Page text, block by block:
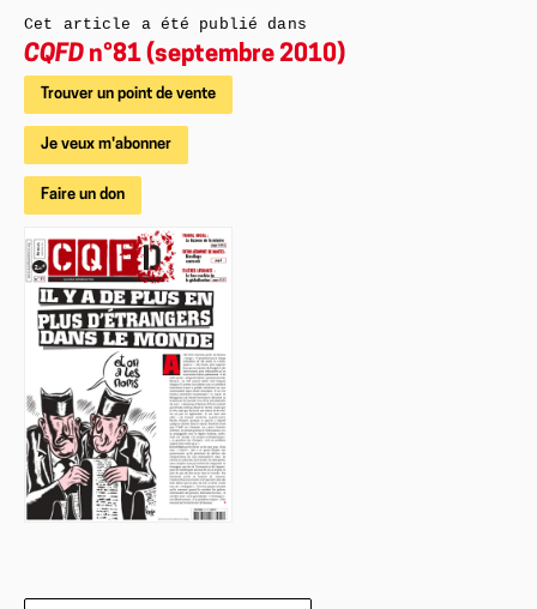
Cet article a été publié dans
CQFD n°81 (septembre 2010)
Trouver un point de vente
Je veux m'abonner
Faire un don